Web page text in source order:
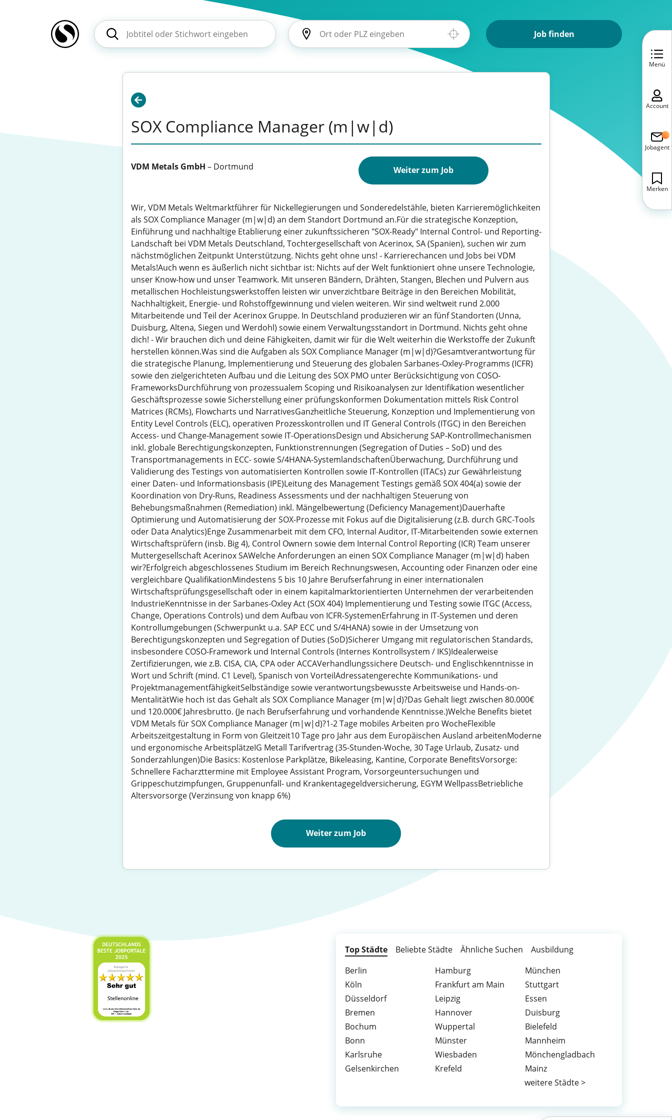
Job finden
SOX Compliance Manager (m|w|d)
VDM Metals GmbH – Dortmund Weiter zum Job
Wir, VDM Metals Weltmarktführer für Nickellegierungen und Sonderedelstähle, bieten Karrieremöglichkeiten
als SOX Compliance Manager (m|w|d) an dem Standort Dortmund an.Für die strategische Konzeption,
Einführung und nachhaltige Etablierung einer zukunftssicheren "SOX-Ready" Internal Control- und Reporting-
Landschaft bei VDM Metals Deutschland, Tochtergesellschaft von Acerinox, SA (Spanien), suchen wir zum
nächstmöglichen Zeitpunkt Unterstützung. Nichts geht ohne uns! - Karrierechancen und Jobs bei VDM
Metals!Auch wenn es äußerlich nicht sichtbar ist: Nichts auf der Welt funktioniert ohne unsere Technologie,
unser Know-how und unser Teamwork. Mit unseren Bändern, Drähten, Stangen, Blechen und Pulvern aus
metallischen Hochleistungswerkstoffen leisten wir unverzichtbare Beiträge in den Bereichen Mobilität,
Nachhaltigkeit, Energie- und Rohstoffgewinnung und vielen weiteren. Wir sind weltweit rund 2.000
Mitarbeitende und Teil der Acerinox Gruppe. In Deutschland produzieren wir an fünf Standorten (Unna,
Duisburg, Altena, Siegen und Werdohl) sowie einem Verwaltungsstandort in Dortmund. Nichts geht ohne
dich! - Wir brauchen dich und deine Fähigkeiten, damit wir für die Welt weiterhin die Werkstoffe der Zukunft
herstellen können.Was sind die Aufgaben als SOX Compliance Manager (m|w|d)?Gesamtverantwortung für
die strategische Planung, Implementierung und Steuerung des globalen Sarbanes-Oxley-Programms (ICFR)
sowie den zielgerichteten Aufbau und die Leitung des SOX PMO unter Berücksichtigung von COSO-
FrameworksDurchführung von prozessualem Scoping und Risikoanalysen zur Identifikation wesentlicher
Geschäftsprozesse sowie Sicherstellung einer prüfungskonformen Dokumentation mittels Risk Control
Matrices (RCMs), Flowcharts und NarrativesGanzheitliche Steuerung, Konzeption und Implementierung von
Entity Level Controls (ELC), operativen Prozesskontrollen und IT General Controls (ITGC) in den Bereichen
Access- und Change-Management sowie IT-OperationsDesign und Absicherung SAP-Kontrollmechanismen
inkl. globale Berechtigungskonzepten, Funktionstrennungen (Segregation of Duties – SoD) und des
Transportmanagements in ECC- sowie S/4HANA-SystemlandschaftenÜberwachung, Durchführung und
Validierung des Testings von automatisierten Kontrollen sowie IT-Kontrollen (ITACs) zur Gewährleistung
einer Daten- und Informationsbasis (IPE)Leitung des Management Testings gemäß SOX 404(a) sowie der
Koordination von Dry-Runs, Readiness Assessments und der nachhaltigen Steuerung von
Behebungsmaßnahmen (Remediation) inkl. Mängelbewertung (Deficiency Management)Dauerhafte
Optimierung und Automatisierung der SOX-Prozesse mit Fokus auf die Digitalisierung (z.B. durch GRC-Tools
oder Data Analytics)Enge Zusammenarbeit mit dem CFO, Internal Auditor, IT-Mitarbeitenden sowie externen
Wirtschaftsprüfern (insb. Big 4), Control Ownern sowie dem Internal Control Reporting (ICR) Team unserer
Muttergesellschaft Acerinox SAWelche Anforderungen an einen SOX Compliance Manager (m|w|d) haben
wir?Erfolgreich abgeschlossenes Studium im Bereich Rechnungswesen, Accounting oder Finanzen oder eine
vergleichbare QualifikationMindestens 5 bis 10 Jahre Berufserfahrung in einer internationalen
Wirtschaftsprüfungsgesellschaft oder in einem kapitalmarktorientierten Unternehmen der verarbeitenden
IndustrieKenntnisse in der Sarbanes-Oxley Act (SOX 404) Implementierung und Testing sowie ITGC (Access,
Change, Operations Controls) und dem Aufbau von ICFR-SystemenErfahrung in IT-Systemen und deren
Kontrollumgebungen (Schwerpunkt u.a. SAP ECC und S/4HANA) sowie in der Umsetzung von
Berechtigungskonzepten und Segregation of Duties (SoD)Sicherer Umgang mit regulatorischen Standards,
insbesondere COSO-Framework und Internal Controls (Internes Kontrollsystem / IKS)Idealerweise
Zertifizierungen, wie z.B. CISA, CIA, CPA oder ACCAVerhandlungssichere Deutsch- und Englischkenntnisse in
Wort und Schrift (mind. C1 Level), Spanisch von VorteilAdressatengerechte Kommunikations- und
ProjektmanagementfähigkeitSelbständige sowie verantwortungsbewusste Arbeitsweise und Hands-on-
MentalitätWie hoch ist das Gehalt als SOX Compliance Manager (m|w|d)?Das Gehalt liegt zwischen 80.000€
und 120.000€ Jahresbrutto. (Je nach Berufserfahrung und vorhandende Kenntnisse.)Welche Benefits bietet
VDM Metals für SOX Compliance Manager (m|w|d)?1-2 Tage mobiles Arbeiten pro WocheFlexible
Arbeitszeitgestaltung in Form von Gleitzeit10 Tage pro Jahr aus dem Europäischen Ausland arbeitenModerne
und ergonomische ArbeitsplätzeIG Metall Tarifvertrag (35-Stunden-Woche, 30 Tage Urlaub, Zusatz- und
Sonderzahlungen)Die Basics: Kostenlose Parkplätze, Bikeleasing, Kantine, Corporate BenefitsVorsorge:
Schnellere Facharzttermine mit Employee Assistant Program, Vorsorgeuntersuchungen und
Grippeschutzimpfungen, Gruppenunfall- und Krankentagegeldversicherung, EGYM WellpassBetriebliche
Altersvorsorge (Verzinsung von knapp 6%)
Weiter zum Job
Menü
Account
Jobagent
Merken
Top Städte Beliebte Städte Ähnliche Suchen
Ausbildung
Berlin
Hamburg
München
Köln
Frankfurt am Main
Stuttgart
Düsseldorf
Leipzig
Essen
Bremen
Hannover
Duisburg
Bochum
Wuppertal
Bielefeld
Bonn
Münster
Mannheim
Karlsruhe
Wiesbaden
Mönchengladbach
Gelsenkirchen
Krefeld
Mainz
weitere Städte >